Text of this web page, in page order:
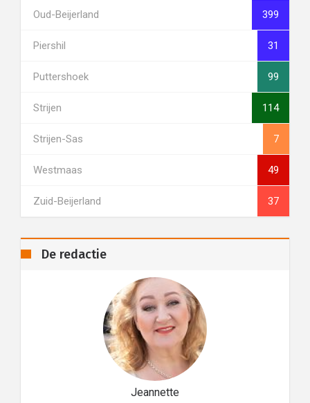
Oud-Beijerland 399
Piershil 31
Puttershoek 99
Strijen 114
Strijen-Sas 7
Westmaas 49
Zuid-Beijerland 37
De redactie
Jeannette